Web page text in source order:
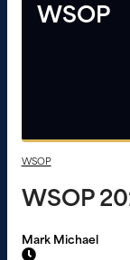
WSOP
WSOP
WSOP
Mark Michael